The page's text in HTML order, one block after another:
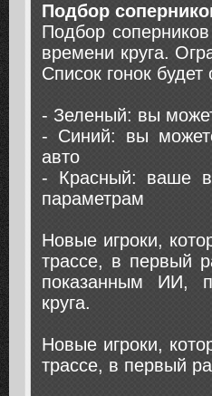
Подбор
Подбор
времени круга.
Список гонок
- Зеленый: вы
- Синий: вы
авто
- Красный: ваше
параметрам
Новые игроки,
трассе, в первый
показанным ИИ,
круга.
Новые игроки,
трассе, в первый